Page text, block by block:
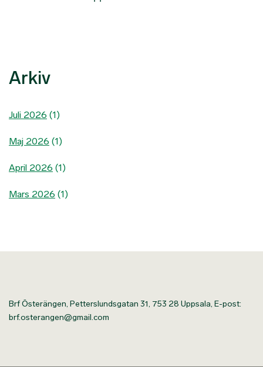
Arkiv
Juli 2026 (1)
Maj 2026 (1)
April 2026 (1)
Mars 2026 (1)
Brf Österängen, Petterslundsgatan 31, 753 28 Uppsala, E-post:
brf.osterangen@gmail.com